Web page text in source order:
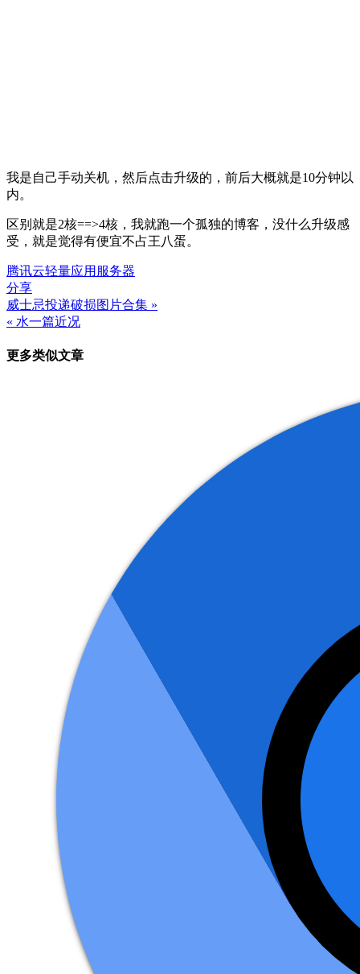
我是自己手动关机，然后点击升级的，前后大概就是10分钟以
内。
区别就是2核==>4核，我就跑一个孤独的博客，没什么升级感
受，就是觉得有便宜不占王八蛋。
腾讯云轻量应用服务器
分享
文
章
导
威士忌投递破损图片合集 »
« 水一篇近况
更多类似文章